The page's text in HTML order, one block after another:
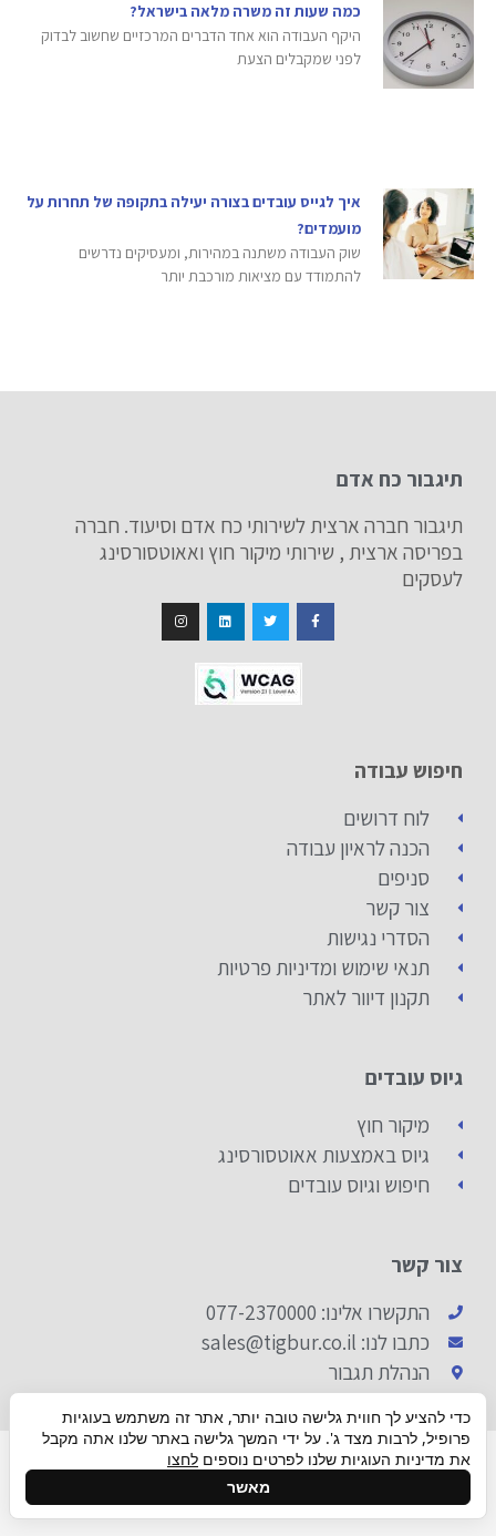
כמה שעות זה משרה מלאה בישראל?
היקף העבודה הוא אחד הדברים המרכזיים שחשוב לבדוק
לפני שמקבלים הצעת
איך לגייס עובדים בצורה יעילה בתקופה של תחרות על
מועמדים?
שוק העבודה משתנה במהירות, ומעסיקים נדרשים
להתמודד עם מציאות מורכבת יותר
תיגבור כח אדם
תיגבור חברה ארצית לשירותי כח אדם וסיעוד. חברה
בפריסה ארצית , שירותי מיקור חוץ ואאוטסורסינג
לעסקים
חיפוש עבודה
לוח דרושים
הכנה לראיון עבודה
סניפים
צור קשר
הסדרי נגישות
תנאי שימוש ומדיניות פרטיות
תקנון דיוור לאתר
גיוס עובדים
מיקור חוץ
גיוס באמצעות אאוטסורסינג
חיפוש וגיוס עובדים
צור קשר
התקשרו אלינו: 077-2370000
כתבו לנו: sales@tigbur.co.il
הנהלת תגבור
© 2019 ALL RIGHTS RESERVED​
גלילה
לראש
כדי להציע לך חווית גלישה טובה יותר, אתר זה משתמש בעוגיות
פרופיל, לרבות מצד ג'. על ידי המשך גלישה באתר שלנו אתה מקבל
את מדיניות העוגיות שלנו לפרטים נוספים לחצו
מאשר